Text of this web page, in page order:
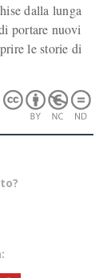
dalla lunga
portare nuovi
le storie di